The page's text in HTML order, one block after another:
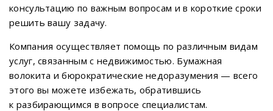
консультацию по важным вопросам и в короткие сроки
решить вашу задачу.
Компания осуществляет помощь по различным видам
услуг, связанным с недвижимостью. Бумажная
волокита и бюрократические недоразумения — всего
этого вы можете избежать, обратившись
к разбирающимся в вопросе специалистам.